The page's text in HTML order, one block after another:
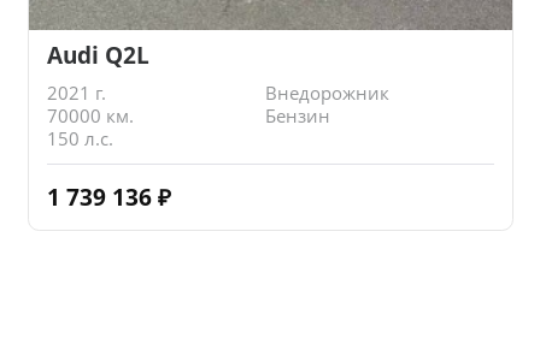
Audi Q2L
2021 г.
Внедорожник
70000 км.
Бензин
150 л.с.
1 739 136 ₽